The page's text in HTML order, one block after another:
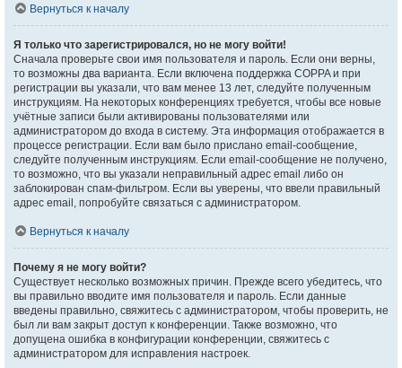
Вернуться к началу
Я только что зарегистрировался, но не могу войти!
Сначала проверьте свои имя пользователя и пароль. Если они верны,
то возможны два варианта. Если включена поддержка COPPA и при
регистрации вы указали, что вам менее 13 лет, следуйте полученным
инструкциям. На некоторых конференциях требуется, чтобы все новые
учётные записи были активированы пользователями или
администратором до входа в систему. Эта информация отображается в
процессе регистрации. Если вам было прислано email-сообщение,
следуйте полученным инструкциям. Если email-сообщение не получено,
то возможно, что вы указали неправильный адрес email либо он
заблокирован спам-фильтром. Если вы уверены, что ввели правильный
адрес email, попробуйте связаться с администратором.
Вернуться к началу
Почему я не могу войти?
Существует несколько возможных причин. Прежде всего убедитесь, что
вы правильно вводите имя пользователя и пароль. Если данные
введены правильно, свяжитесь с администратором, чтобы проверить, не
был ли вам закрыт доступ к конференции. Также возможно, что
допущена ошибка в конфигурации конференции, свяжитесь с
администратором для исправления настроек.